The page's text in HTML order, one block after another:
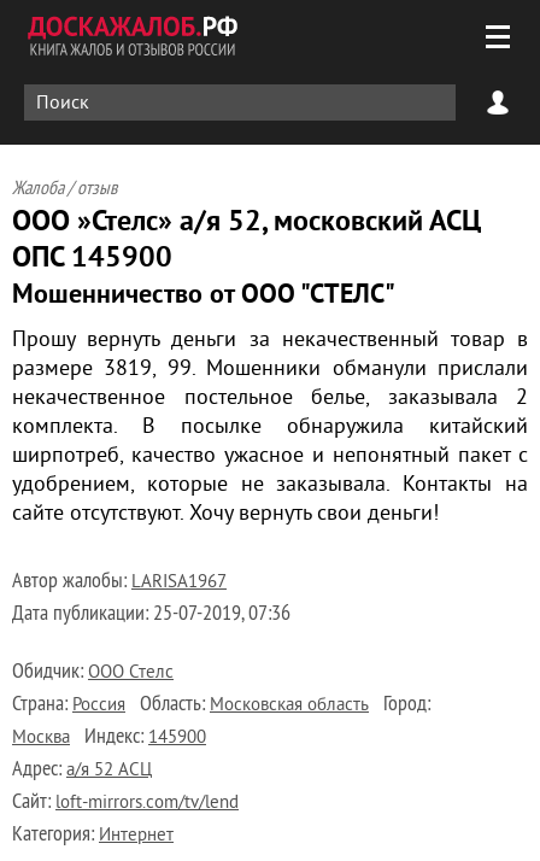
Жалоба / отзыв
ООО »Стелс» а/я 52, московский АСЦ
ОПС 145900
Мошенничество от ООО "СТЕЛС"
Прошу вернуть деньги за некачественный товар в
размере 3819, 99. Мошенники обманули прислали
некачественное постельное белье, заказывала 2
комплекта. В посылке обнаружила китайский
ширпотреб, качество ужасное и непонятный пакет с
удобрением, которые не заказывала. Контакты на
сайте отсутствуют. Хочу вернуть свои деньги!
Автор жалобы: LARISA1967
Дата публикации: 25-07-2019, 07:36
Обидчик: ООО Стелс
Страна: Россия Область: Московская область Город:
Москва Индекс: 145900
Адрес: а/я 52 АСЦ
Сайт: loft-mirrors.com/tv/lend
Категория: Интернет